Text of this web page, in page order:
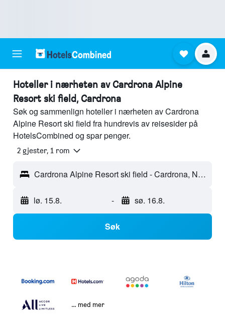
Hoteller i nærheten av Cardrona Alpine
Resort ski field, Cardrona
Søk og sammenlign hoteller i nærheten av Cardrona
Alpine Resort ski field fra hundrevis av reisesider på
HotelsCombined og spar penger.
2 gjester, 1 rom
Cardrona Alpine Resort ski field - Cardrona, New Zealand
lø. 15.8. - sø. 16.8.
Søk
… med mer